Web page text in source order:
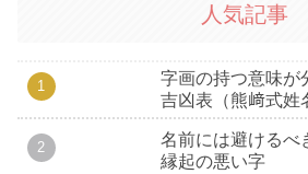
人気記事
字画の持つ意味が
吉凶表（熊﨑式姓
名前には避けるべ
縁起の悪い字